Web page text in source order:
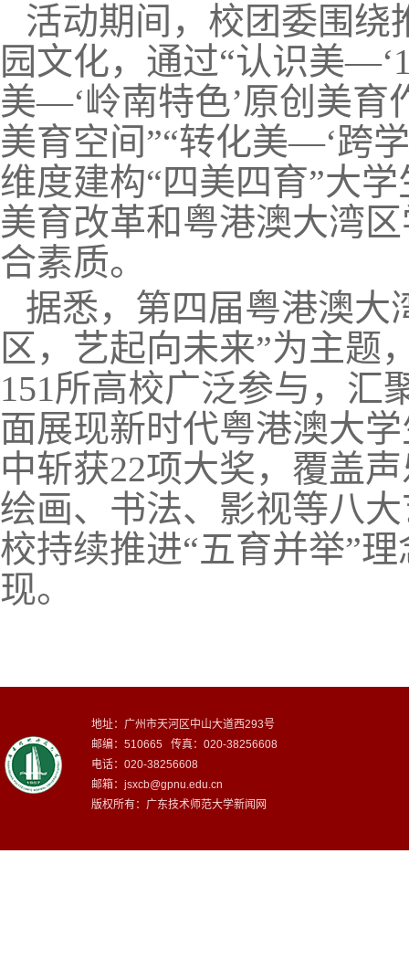
活动期间，校团委围绕
园文化，通过“认识美
美—‘岭南特色’原创美育
美育空间”“转化美—‘跨
维度建构“四美四育”大
美育改革和粤港澳大湾
合素质。
据悉，第四届粤港澳大
区，艺起向未来”为主题
151所高校广泛参与，汇
面展现新时代粤港澳大
中斩获22项大奖，覆盖
绘画、书法、影视等八
校持续推进“五育并举”
现。
地址：广州市天河区中山大道西293号
邮编：510665 传真：020-38256608
电话：020-38256608
邮箱： jsxcb@gpnu.edu.cn
版权所有：广东技术师范大学新闻网